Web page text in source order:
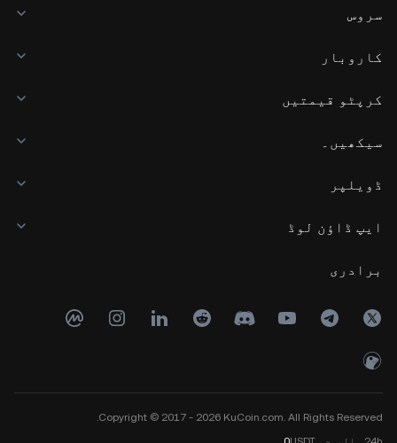
سروس
کاروبار
کرپٹو قیمتیں
سیکھیں۔
ڈویلپر
ایپ ڈاؤن لوڈ
برادری
Copyright © 2017 - 2026 KuCoin.com. All Rights Reserved.